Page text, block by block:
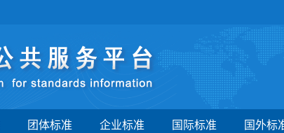
团体标准 企业标准 国际标准 国外标